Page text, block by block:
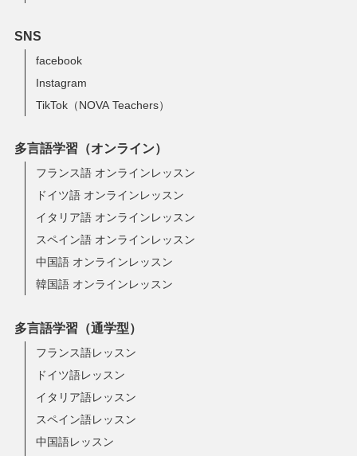
SNS
facebook
Instagram
TikTok（NOVA Teachers）
多言語学習（オンライン）
フランス語 オンラインレッスン
ドイツ語 オンラインレッスン
イタリア語 オンラインレッスン
スペイン語 オンラインレッスン
中国語 オンラインレッスン
韓国語 オンラインレッスン
多言語学習（通学型）
フランス語レッスン
ドイツ語レッスン
イタリア語レッスン
スペイン語レッスン
中国語レッスン